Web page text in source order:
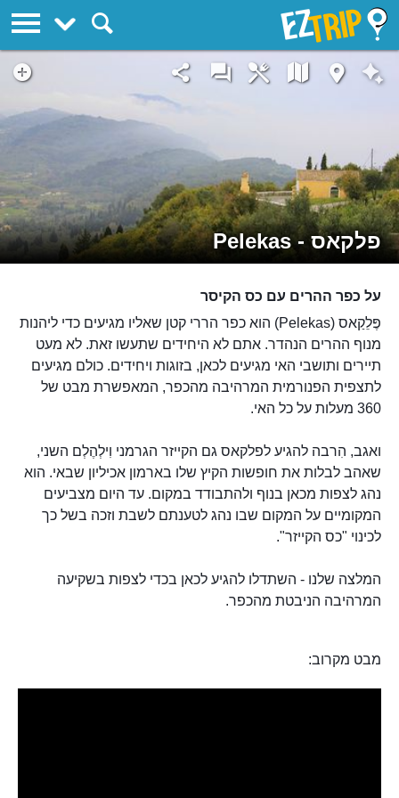
פלקאס - Pelekas
על כפר ההרים עם כס הקיסר
פֶּלֵקַאס (Pelekas) הוא כפר הררי קטן שאליו מגיעים כדי ליהנות
מנוף ההרים הנהדר. אתם לא היחידים שתעשו זאת. לא מעט
תיירים ותושבי האי מגיעים לכאן, בזוגות ויחידים. כולם מגיעים
לתצפית הפנורמית המרהיבה מהכפר, המאפשרת מבט של
360 מעלות על כל האי.
ואגב, הִרבה להגיע לפלקאס גם הקייזר הגרמני וִילְהֶלְם השני,
שאהב לבלות את חופשות הקיץ שלו בארמון אכיליון שבאי. הוא
נהג לצפות מכאן בנוף ולהתבודד במקום. עד היום מצביעים
המקומיים על המקום שבו נהג לטענתם לשבת וזכה בשל כך
לכינוי "כס הקייזר".
המלצה שלנו - השתדלו להגיע לכאן בכדי לצפות בשקיעה
המרהיבה הניבטת מהכפר.
מבט מקרוב:
EZTrip